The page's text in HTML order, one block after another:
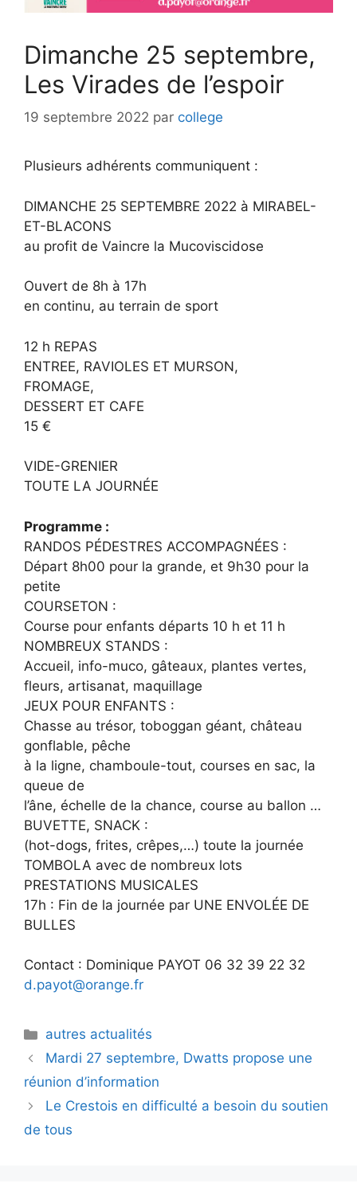
Dimanche 25 septembre,
Les Virades de l’espoir
19 septembre 2022 par college
Plusieurs adhérents communiquent :
DIMANCHE 25 SEPTEMBRE 2022 à MIRABEL-
ET-BLACONS
au profit de Vaincre la Mucoviscidose
Ouvert de 8h à 17h
en continu, au terrain de sport
12 h REPAS
ENTREE, RAVIOLES ET MURSON,
FROMAGE,
DESSERT ET CAFE
15 €
VIDE-GRENIER
TOUTE LA JOURNÉE
Programme :
RANDOS PÉDESTRES ACCOMPAGNÉES :
Départ 8h00 pour la grande, et 9h30 pour la
petite
COURSETON :
Course pour enfants départs 10 h et 11 h
NOMBREUX STANDS :
Accueil, info-muco, gâteaux, plantes vertes,
fleurs, artisanat, maquillage
JEUX POUR ENFANTS :
Chasse au trésor, toboggan géant, château
gonflable, pêche
à la ligne, chamboule-tout, courses en sac, la
queue de
l’âne, échelle de la chance, course au ballon …
BUVETTE, SNACK :
(hot-dogs, frites, crêpes,…) toute la journée
TOMBOLA avec de nombreux lots
PRESTATIONS MUSICALES
17h : Fin de la journée par UNE ENVOLÉE DE
BULLES
Contact : Dominique PAYOT 06 32 39 22 32
d.payot@orange.fr
Catégories
autres actualités
Mardi 27 septembre, Dwatts propose une
réunion d’information
Le Crestois en difficulté a besoin du soutien
de tous